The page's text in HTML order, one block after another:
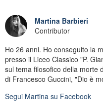
Martina Barbieri
Contributor
Ho 26 anni. Ho conseguito la
presso il Liceo Classico "P.
sul tema filosofico della morte
di Francesco Guccini, "Dio è
Segui Martina su Facebook